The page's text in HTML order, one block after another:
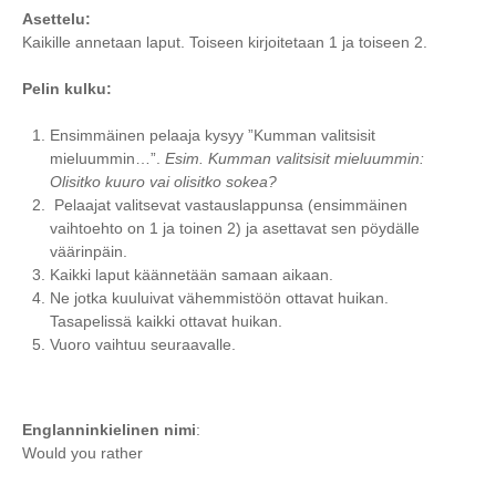
Asettelu:
Kaikille annetaan laput. Toiseen kirjoitetaan 1 ja toiseen 2.
Pelin kulku:
Ensimmäinen pelaaja kysyy ”Kumman valitsisit
mieluummin…”. Esim. Kumman valitsisit mieluummin:
Olisitko kuuro vai olisitko sokea?
Pelaajat valitsevat vastauslappunsa (ensimmäinen
vaihtoehto on 1 ja toinen 2) ja asettavat sen pöydälle
väärinpäin.
Kaikki laput käännetään samaan aikaan.
Ne jotka kuuluivat vähemmistöön ottavat huikan.
Tasapelissä kaikki ottavat huikan.
Vuoro vaihtuu seuraavalle.
Englanninkielinen nimi:
Would you rather